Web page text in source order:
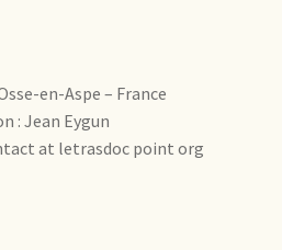
en-Aspe – France
: Jean Eygun
at letrasdoc point org